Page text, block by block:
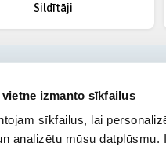
izmanto sīkfailus
sīkfailus, lai
analizētu mūsu
Sildītāji